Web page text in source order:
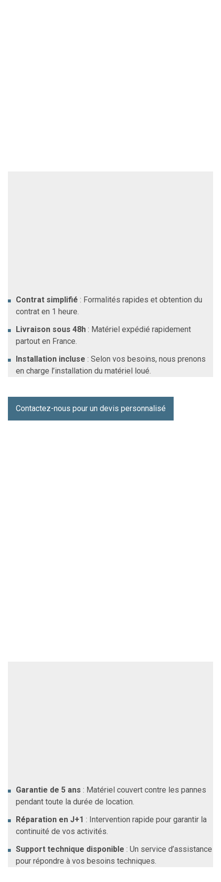
Contrat simplifié : Formalités rapides et obtention du
contrat en 1 heure.
Livraison sous 48h : Matériel expédié rapidement
partout en France.
Installation incluse : Selon vos besoins, nous prenons
en charge l’installation du matériel loué.
Contactez-nous pour un devis personnalisé
Garantie de 5 ans : Matériel couvert contre les pannes
pendant toute la durée de location.
Réparation en J+1 : Intervention rapide pour garantir la
continuité de vos activités.
Support technique disponible : Un service d’assistance
pour répondre à vos besoins techniques.